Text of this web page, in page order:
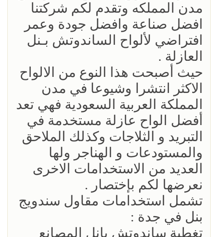
مدن المملكه وتقدم لكم شركتنا
افضل صناعة وافضل جودة وعمر
افتراضي لألواح الساندوتش بـنل
العازلة .
حيث أصبحت هذا النوع من الالواح
الاكثر انتشرا وشيوعا في مدن
المملكة العربية السعودية فهي تعد
أفضل الواح عازلة مستخدمة في
التبريد و الثلاجات وكذلك الملاحق
والمستودعات و الهناجر ولها
العديد من الاستخدامات الاخرى
نعرضها لكم بإختصار .
تشمل استخدامات مقاول سندويج
بنل في جدة :
تغطية ساندوتش بانل المصانع